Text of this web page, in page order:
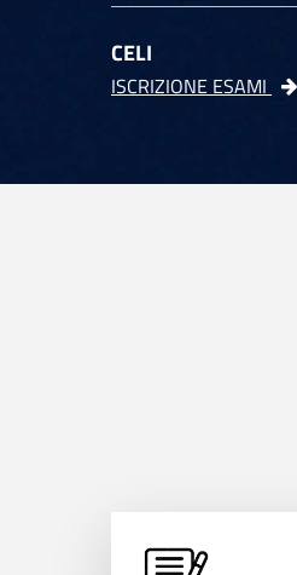
CELI
ISCRIZIONE ESAMI